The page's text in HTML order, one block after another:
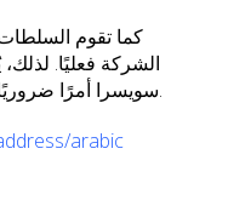
كما تقوم السلطات
الشركة فعليًا.
سويسرا أمرًا ضروريًا لتحديد الإقامة الضريبية بشكل صحيح.
arabic